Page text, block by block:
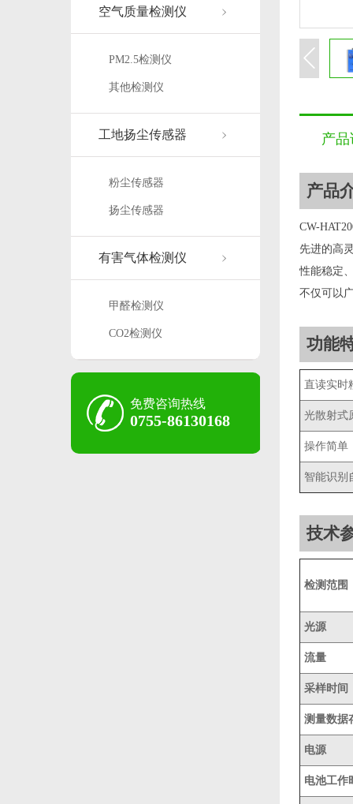
空气质量检测仪
PM2.5检测仪
其他检测仪
工地扬尘传感器
粉尘传感器
扬尘传感器
有害气体检测仪
甲醛检测仪
CO2检测仪
免费咨询热线
0755-86130168
产
产品
CW-
先进的高
性能稳定
不仅可以
功能
直读实时
光散射式
操作简单
智能识别
技术
检测范围
光源
流量
采样时间
测量数据
电源
电池工作